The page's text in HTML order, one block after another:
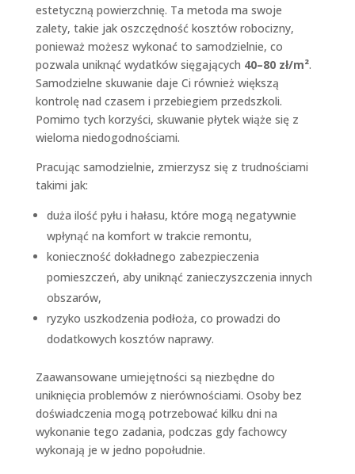
estetyczną powierzchnię. Ta metoda ma swoje
zalety, takie jak oszczędność kosztów robocizny,
ponieważ możesz wykonać to samodzielnie, co
pozwala uniknąć wydatków sięgających 40–80 zł/m².
Samodzielne skuwanie daje Ci również większą
kontrolę nad czasem i przebiegiem przedszkoli.
Pomimo tych korzyści, skuwanie płytek wiąże się z
wieloma niedogodnościami.
Pracując samodzielnie, zmierzysz się z trudnościami
takimi jak:
duża ilość pyłu i hałasu, które mogą negatywnie
wpłynąć na komfort w trakcie remontu,
konieczność dokładnego zabezpieczenia
pomieszczeń, aby uniknąć zanieczyszczenia innych
obszarów,
ryzyko uszkodzenia podłoża, co prowadzi do
dodatkowych kosztów naprawy.
Zaawansowane umiejętności są niezbędne do
uniknięcia problemów z nierównościami. Osoby bez
doświadczenia mogą potrzebować kilku dni na
wykonanie tego zadania, podczas gdy fachowcy
wykonają je w jedno popołudnie.